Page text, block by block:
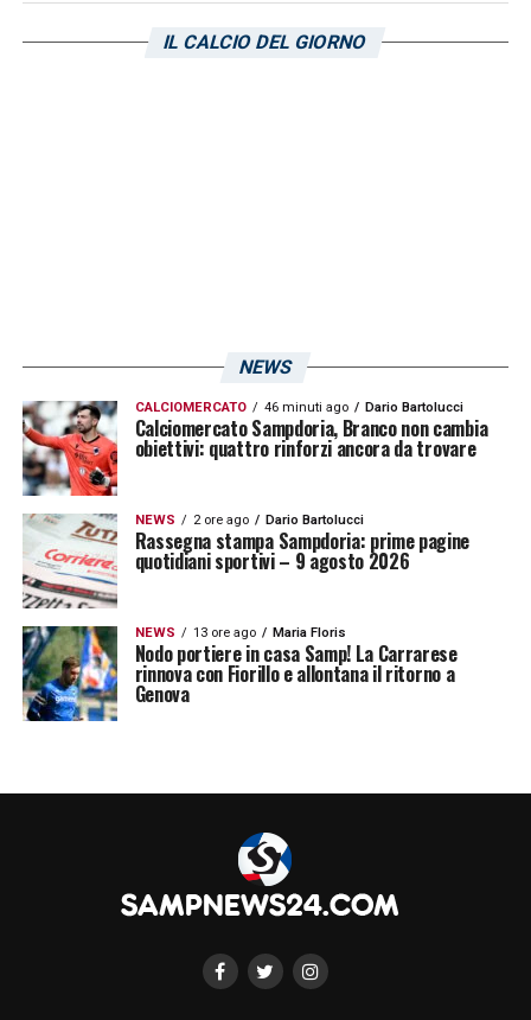
IL CALCIO DEL GIORNO
NEWS
CALCIOMERCATO 46 minuti ago Dario Bartolucci
Calciomercato Sampdoria, Branco non cambia
obiettivi: quattro rinforzi ancora da trovare
NEWS 2 ore ago Dario Bartolucci
Rassegna stampa Sampdoria: prime pagine
quotidiani sportivi – 9 agosto 2026
NEWS 13 ore ago Maria Floris
Nodo portiere in casa Samp! La Carrarese
rinnova con Fiorillo e allontana il ritorno a
Genova